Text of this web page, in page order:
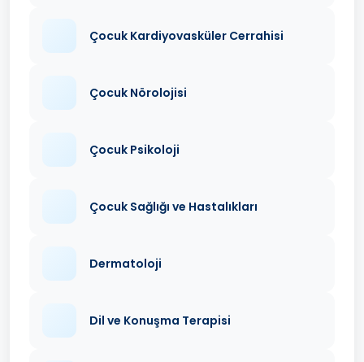
Çocuk Kardiyovasküler Cerrahisi
Çocuk Nörolojisi
Çocuk Psikoloji
Çocuk Sağlığı ve Hastalıkları
Dermatoloji
Dil ve Konuşma Terapisi